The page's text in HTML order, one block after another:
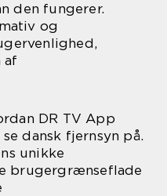
den fungerer.
og
af
DR TV App
dansk fjernsyn på.
unikke
brugergrænseflade